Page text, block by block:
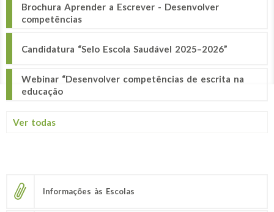
Brochura Aprender a Escrever - Desenvolver
competências
Candidatura “Selo Escola Saudável 2025–2026”
Webinar “Desenvolver competências de escrita na
educação
Ver todas
Informações às Escolas